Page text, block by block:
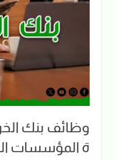
ة المؤسسات